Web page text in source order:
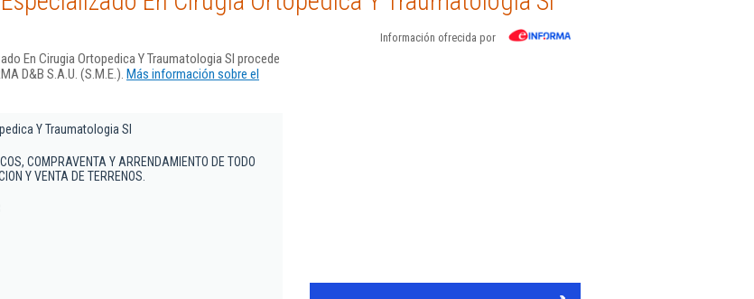
Información ofrecida por
En Cirugia Ortopedica Y Traumatologia Sl procede
D&B S.A.U. (S.M.E.). Más información sobre el
Y Traumatologia Sl
COMPRAVENTA Y ARRENDAMIENTO DE TODO
Y VENTA DE TERRENOS.